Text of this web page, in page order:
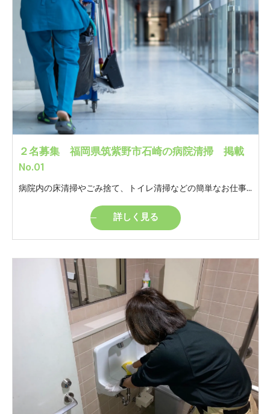
２名募集 福岡県筑紫野市石崎の病院清掃 掲載
No.01
病院内の床清掃やごみ捨て、トイレ清掃などの簡単なお仕事です。 モクモクと自分のペースでやっていただけるお仕事です。 ※女性トイレの清掃があります。
詳しく見る